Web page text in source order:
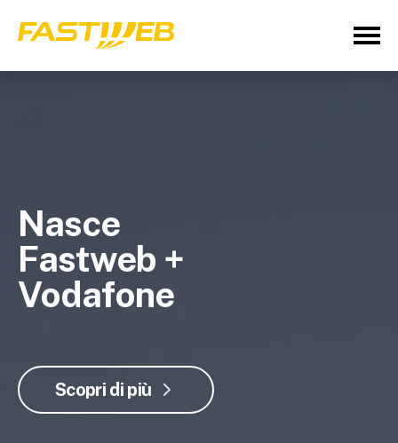
Nasce
Fastweb +
Vodafone
Scopri di più